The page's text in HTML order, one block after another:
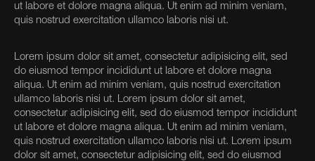
ut labore et dolore magna aliqua. Ut enim ad minim veniam,
quis nostrud exercitation ullamco laboris nisi ut.
Lorem ipsum dolor sit amet, consectetur adipisicing elit, sed
do eiusmod tempor incididunt ut labore et dolore magna
aliqua. Ut enim ad minim veniam, quis nostrud exercitation
ullamco laboris nisi ut. Lorem ipsum dolor sit amet,
consectetur adipisicing elit, sed do eiusmod tempor incididunt
ut labore et dolore magna aliqua. Ut enim ad minim veniam,
quis nostrud exercitation ullamco laboris nisi ut. Lorem ipsum
dolor sit amet, consectetur adipisicing elit, sed do eiusmod